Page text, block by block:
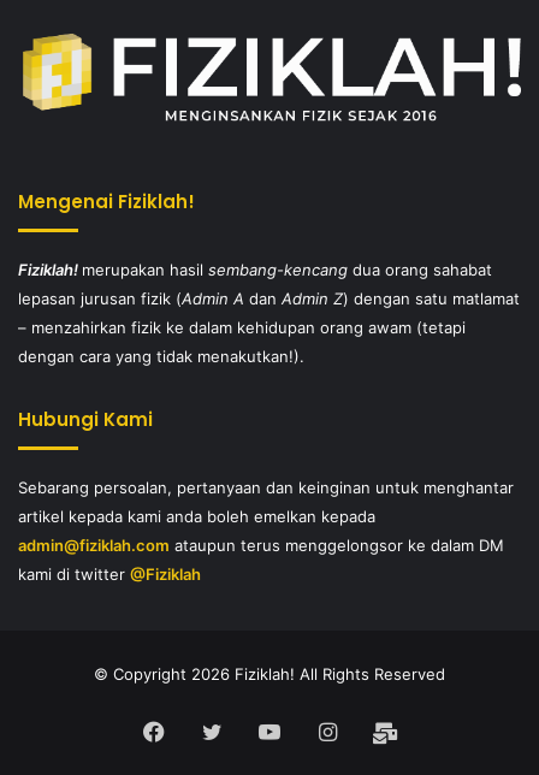
Mengenai Fiziklah!
Fiziklah! merupakan hasil sembang-kencang dua orang sahabat
lepasan jurusan fizik (Admin A dan Admin Z) dengan satu matlamat
– menzahirkan fizik ke dalam kehidupan orang awam (tetapi
dengan cara yang tidak menakutkan!).
Hubungi Kami
Sebarang persoalan, pertanyaan dan keinginan untuk menghantar
artikel kepada kami anda boleh emelkan kepada
admin@fiziklah.com ataupun terus menggelongsor ke dalam DM
kami di twitter @Fiziklah
© Copyright 2026 Fiziklah! All Rights Reserved
Facebook
TwitterYouTubeInstagram
E-